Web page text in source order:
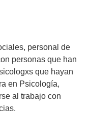
personal de
personas que han
que hayan
en Psicología,
al trabajo con